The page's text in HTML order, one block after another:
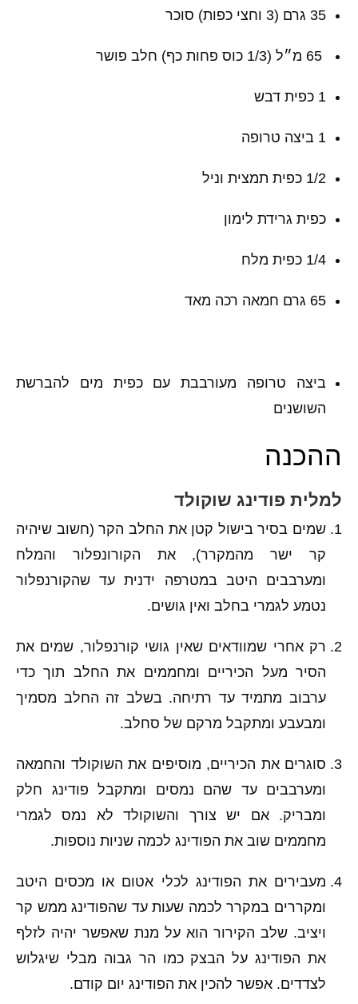
35 גרם (3 וחצי כפות) סוכר
1 כפית דבש
1 ביצה טרופה
1/2 כפית תמצית וניל
כפית גרידת לימון
1/4 כפית מלח
65 גרם חמאה רכה מאד
ביצה טרופה מעורבבת עם כפית מים להברשת
השושנים
ההכנה
למלית פודינג שוקולד
שמים בסיר בישול קטן את החלב הקר (חשוב שיהיה
קר ישר מהמקרר), את הקורונפלור והמלח
ומערבבים היטב במטרפה ידנית עד שהקורנפלור
נטמע לגמרי בחלב ואין גושים.
רק אחרי שמוודאים שאין גושי קורנפלור, שמים את
הסיר מעל הכיריים ומחממים את החלב תוך כדי
ערבוב מתמיד עד רתיחה. בשלב זה החלב מסמיך
ומבעבע ומתקבל מרקם של סחלב.
סוגרים את הכיריים, מוסיפים את השוקולד והחמאה
ומערבבים עד שהם נמסים ומתקבל פודינג חלק
ומבריק. אם יש צורך והשוקולד לא נמס לגמרי
מחממים שוב את הפודינג לכמה שניות נוספות.
מעבירים את הפודינג לכלי אטום או מכסים היטב
ומקררים במקרר לכמה שעות עד שהפודינג ממש קר
ויציב. שלב הקירור הוא על מנת שאפשר יהיה לזלף
את הפודינג על הבצק כמו הר גבוה מבלי שיגלוש
לצדדים. אפשר להכין את הפודינג יום קודם.